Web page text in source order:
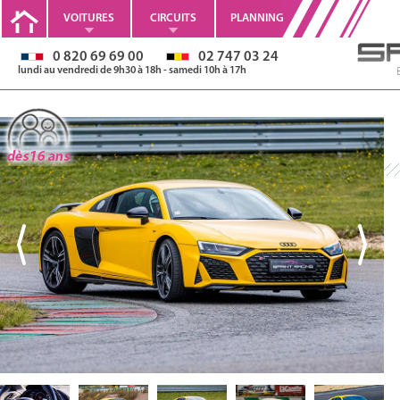
VOITURES CIRCUITS PLANNING
0 820 69 69 00 02 747 03 24
lundi au vendredi de 9h30 à 18h - samedi 10h à 17h